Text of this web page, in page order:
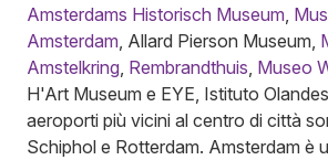
Amsterdams Historisch Museum
Amsterdam , Allard Pierson Museum,
Amstelkring Rembrandthuis Museo
H'Art Museum e EYE, Istituto
aeroporti più vicini al centro di città
Schiphol e Rotterdam. Amsterdam è